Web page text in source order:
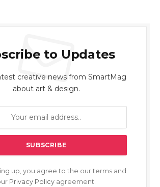
to Updates
creative news from SmartMag
about art & design.
up, you agree to the our terms and
Privacy Policy agreement.